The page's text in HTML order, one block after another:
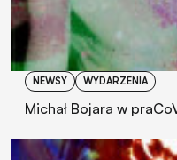
NEWSY WYDARZENIA
Michał Bojara w